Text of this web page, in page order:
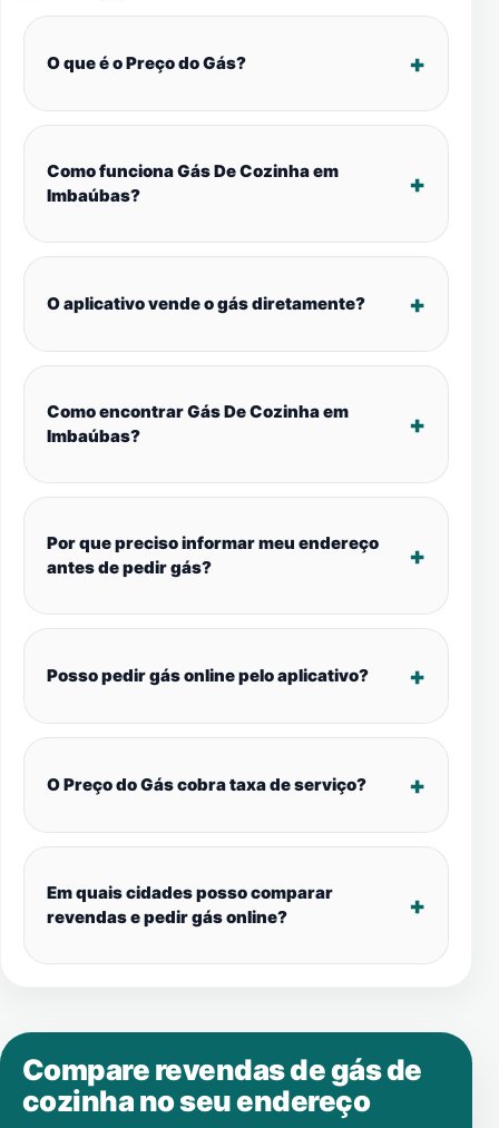
O que é o Preço do Gás?
Como funciona Gás De Cozinha em
Imbaúbas?
O aplicativo vende o gás diretamente?
Como encontrar Gás De Cozinha em
Imbaúbas?
Por que preciso informar meu endereço
antes de pedir gás?
Posso pedir gás online pelo aplicativo?
O Preço do Gás cobra taxa de serviço?
Em quais cidades posso comparar
revendas e pedir gás online?
Compare revendas de gás de
cozinha no seu endereço